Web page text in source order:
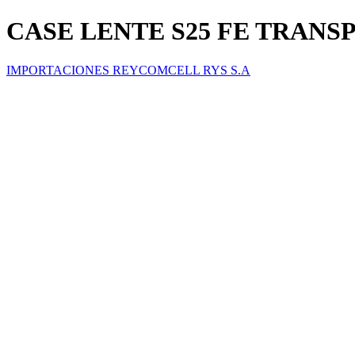
CASE LENTE S25 FE
IMPORTACIONES REYCOMCELL RYS S.A